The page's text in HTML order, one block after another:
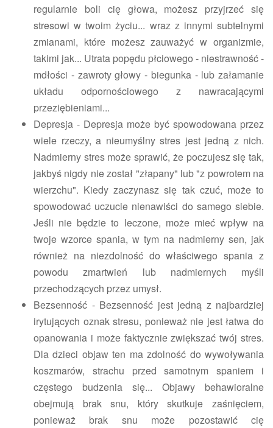
regularnie boli cię głowa, możesz przyjrzeć się
stresowi w twoim życiu... wraz z innymi subtelnymi
zmianami, które możesz zauważyć w organizmie,
takimi jak... Utrata popędu płciowego - niestrawność -
mdłości - zawroty głowy - biegunka - lub załamanie
układu odpornościowego z nawracającymi
przeziębieniami...
Depresja - Depresja może być spowodowana przez
wiele rzeczy, a nieumyślny stres jest jedną z nich.
Nadmierny stres może sprawić, że poczujesz się tak,
jakbyś nigdy nie został "złapany" lub "z powrotem na
wierzchu". Kiedy zaczynasz się tak czuć, może to
spowodować uczucie nienawiści do samego siebie.
Jeśli nie będzie to leczone, może mieć wpływ na
twoje wzorce spania, w tym na nadmierny sen, jak
również na niezdolność do właściwego spania z
powodu zmartwień lub nadmiernych myśli
przechodzących przez umysł.
Bezsenność - Bezsenność jest jedną z najbardziej
irytujących oznak stresu, ponieważ nie jest łatwa do
opanowania i może faktycznie zwiększać twój stres.
Dla dzieci objaw ten ma zdolność do wywoływania
koszmarów, strachu przed samotnym spaniem i
częstego budzenia się... Objawy behawioralne
obejmują brak snu, który skutkuje zaśnięciem,
ponieważ brak snu może pozostawić cię